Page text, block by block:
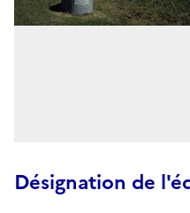
Désignation de